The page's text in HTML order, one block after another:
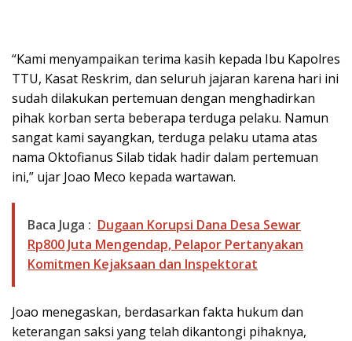
“Kami menyampaikan terima kasih kepada Ibu Kapolres
TTU, Kasat Reskrim, dan seluruh jajaran karena hari ini
sudah dilakukan pertemuan dengan menghadirkan
pihak korban serta beberapa terduga pelaku. Namun
sangat kami sayangkan, terduga pelaku utama atas
nama Oktofianus Silab tidak hadir dalam pertemuan
ini,” ujar Joao Meco kepada wartawan.
Baca Juga : Dugaan Korupsi Dana Desa Sewar
Rp800 Juta Mengendap, Pelapor Pertanyakan
Komitmen Kejaksaan dan Inspektorat
Joao menegaskan, berdasarkan fakta hukum dan
keterangan saksi yang telah dikantongi pihaknya,